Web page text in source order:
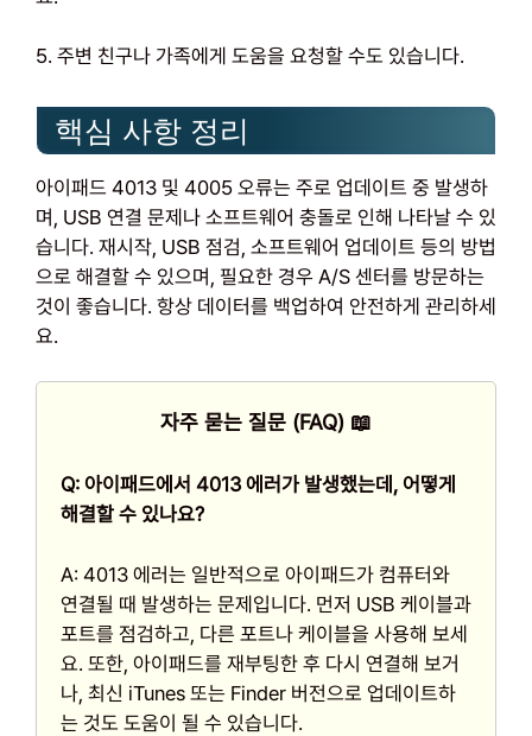
5. 주변 친구나 가족에게 도움을 요청할 수도 있습니다.
핵심 사항 정리
아이패드 4013 및 4005 오류는 주로 업데이트 중 발생하
며, USB 연결 문제나 소프트웨어 충돌로 인해 나타날 수 있
습니다. 재시작, USB 점검, 소프트웨어 업데이트 등의 방법
으로 해결할 수 있으며, 필요한 경우 A/S 센터를 방문하는
것이 좋습니다. 항상 데이터를 백업하여 안전하게 관리하세
요.
자주 묻는 질문 (FAQ) 📖
Q: 아이패드에서 4013 에러가 발생했는데, 어떻게
해결할 수 있나요?
A: 4013 에러는 일반적으로 아이패드가 컴퓨터와
연결될 때 발생하는 문제입니다. 먼저 USB 케이블과
포트를 점검하고, 다른 포트나 케이블을 사용해 보세
요. 또한, 아이패드를 재부팅한 후 다시 연결해 보거
나, 최신 iTunes 또는 Finder 버전으로 업데이트하
는 것도 도움이 될 수 있습니다.